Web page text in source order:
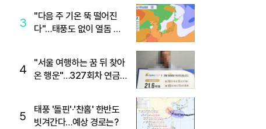
3
"다음 주 기온 뚝 떨어진
다"…태풍도 없이 열돔 박
4
"서울 여행하는 꿈 뒤 찾아
온 행운"…327회차 연금
5
태풍 '돌핀'·'찬홈' 한반도
빗겨간다…예상 경로는?